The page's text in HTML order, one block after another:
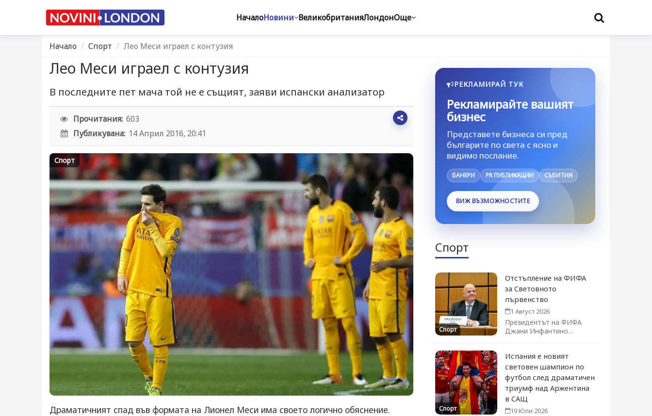
НачалоНовини ВеликобританияЛондонОще
Начало Спорт Лео Меси играел с контузия
Лео Меси играел с контузия
В последните пет мача той не е същият, заяви испански анализатор
Прочитания: 603
Публикувана: 14 Април 2016, 20:41
Спорт
Драматичният спад във формата на Лионел Меси има своето логично обяснение.
РЕКЛАМИРАЙ ТУК
Рекламирайте вашият
бизнес
Представете бизнеса си пред
българите по света с ясно и
видимо послание.
БАНЕРИ PR ПУБЛИКАЦИИ СЪБИТИЯ
ВИЖ ВЪЗМОЖНОСТИТЕ
Спорт
Спорт
Отстъпление на ФИФА
за Световното
първенство
1 Август 2026
Президентът на ФИФА
Джани Инфантино
Спорт
Испания е новият
световен шампион по
футбол след драматичен
триумф над Аржентина
в САЩ
19 Юли 2026